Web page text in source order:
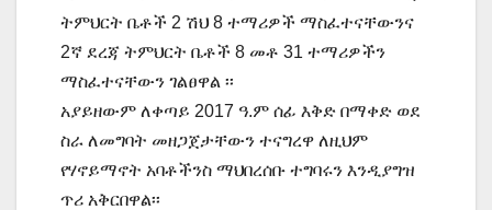
ትምህርት ቤቶች 2 ሽህ 8 ተማሪዎች ማስፈተናቸውንና
2ኛ ደረጃ ትምህርት ቤቶች 8 መቶ 31 ተማሪዎችን
ማስፈተናቸውን ገልፀዋል ፡፡
አያይዘውም ለቀጣይ 2017 ዓ.ም ሰፊ እቅድ በማቀድ ወደ
ስራ ለመግባት መዘጋጀታቸውን ተናግረዋ ለዚህም
የሃኖይማኖት አባቶችንስ ማህበረሰቡ ተግባሩን እንዲያግዝ
ጥሪ አቅርበዋል፡፡